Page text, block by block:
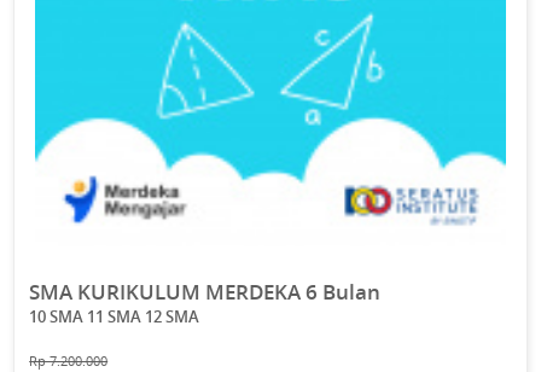
SMA KURIKULUM MERDEKA 6 Bulan
10 SMA 11 SMA 12 SMA
Rp 7.200.000